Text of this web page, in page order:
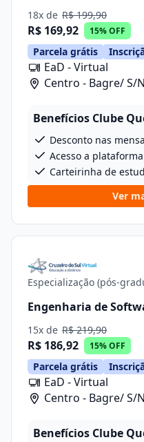
18x de R$ 199,90
R$ 169,92 15% OFF
Parcela grátis
EaD - Virtual
Centro - Bagre/ S/N
Benefícios Clube
Desconto nas
Acesso a
Carteirinha de
Ver
Especialização (pós-
Engenharia de
15x de R$ 219,90
R$ 186,92 15% OFF
Parcela grátis
EaD - Virtual
Centro - Bagre/ S/N
Benefícios Clube